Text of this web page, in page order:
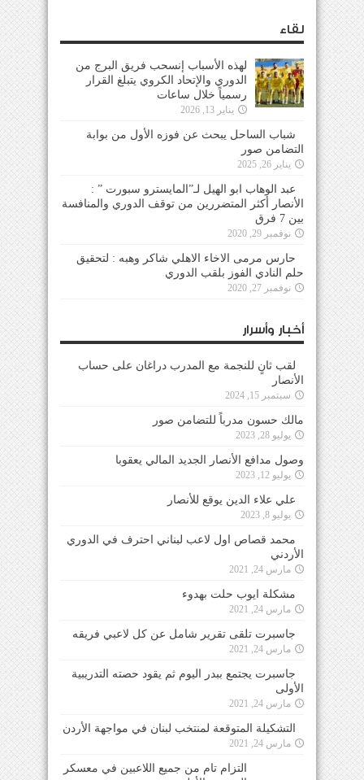
لقاء
لهذه الأسباب إنسحب فريق البرج من
الدوري والإتحاد الكروي يتبلغ القرار
رسمياً خلال ساعات
يناير 13, 2026
شباب الساحل يبحث عن فوزه الأول من بوابة
التضامن صور
يناير 26, 2025
عبد الوهاب ابو الهيل لـ”المايسترو سبورت ” :
الأنصار أكثر المتضررين من توقف الدوري والمنافسة
بين 7 فرق
نوفمبر 29, 2020
حارس مرمى الاخاء الاهلي شاكر وهبه : لتحقيق
حلم النادي الفوز بلقب الدوري
نوفمبر 27, 2020
أخبار وأسرار
لقب ثانٍ للنجمة مع المدرب دراغان على حساب
الأنصار
سبتمبر 15, 2024
مالك حسون مدرباً للتضامن صور
يوليو 28, 2023
وصول مدافع الأنصار الجديد المالي يعقوبا
يوليو 12, 2023
علي علاء الدين يوقع للأنصار
يوليو 8, 2023
محمد قصاص اول لاعب لبناني احترف في الدوري
الأردني
مارس 24, 2021
مشكلة ايوب حلت بهدوء
مارس 24, 2021
جاسبرت تلقى تقرير شامل عن كل لاعبي فريقه
مارس 24, 2021
جاسبرت يجتمع ببدر اليوم ثم يقود حصته التدريبية
الأولى
مارس 24, 2021
التشكيلة المتوقعة لمنتخب لبنان في مواجهة الأردن
مارس 24, 2021
التزام تام من جميع اللاعبين في معسكر المنتخب